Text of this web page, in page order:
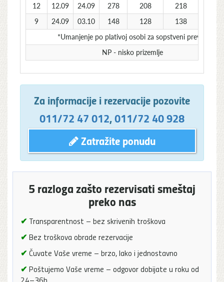
12
12.09 24.09 278 208 218
9
24.09 03.10 148 128 138
*Umanjenje po plativoj osobi za sopstveni prevoz
NP - nisko prizemlje
Za informacije i rezervacije pozovite
011/72 47 012,011/72 40 928
Zatražite ponudu
5 razloga zašto rezervisati smeštaj
preko nas
✔ Transparentnost – bez skrivenih troškova
✔ Bez troškova obrade rezervacije
✔ Čuvate Vaše vreme – brzo, lako i jednostavno
✔ Poštujemo Vaše vreme – odgovor dobijate u roku od
24–36h